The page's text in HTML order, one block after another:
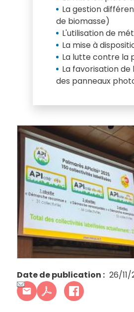
La gestion
de biomasse)
L'utilisation de
La mise à
La lutte contre la
La favorisation
des panneaux
Date de publication 26/